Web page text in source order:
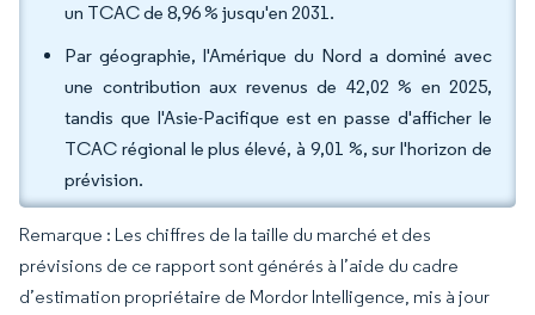
un TCAC de 8,96 % jusqu'en 2031.
Par géographie, l'Amérique du Nord a dominé avec
une contribution aux revenus de 42,02 % en 2025,
tandis que l'Asie-Pacifique est en passe d'afficher le
TCAC régional le plus élevé, à 9,01 %, sur l'horizon de
prévision.
Remarque : Les chiffres de la taille du marché et des
prévisions de ce rapport sont générés à l’aide du cadre
d’estimation propriétaire de Mordor Intelligence, mis à jour